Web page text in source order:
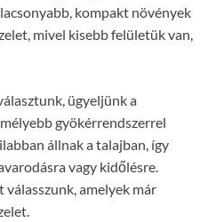
kompakt növények
mivel kisebb felületük van,
ügyeljünk a
gyökérrendszerrel
állnak a talajban, így
vagy kidőlésre.
amelyek már